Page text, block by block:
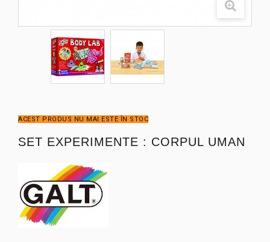
ACEST PRODUS NU MAI ESTE ÎN STOC
SET EXPERIMENTE : CORPUL UMAN